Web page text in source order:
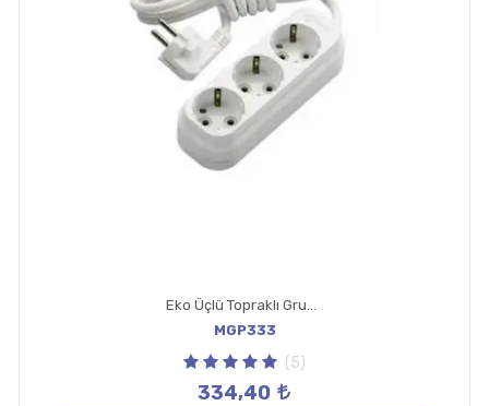
Eko Üçlü Topraklı Grup Priz Kordonlu 3 Metr
MGP333
(5)
334,40